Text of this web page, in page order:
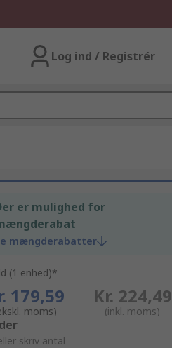
Log ind / Registrér
er mulighed for
mængderabatter
(1 enhed)*
179,59
moms)
Kr. 224,49
(inkl. moms)
skriv antal